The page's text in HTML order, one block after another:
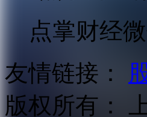
点掌财经
友情链接：
版权所有：